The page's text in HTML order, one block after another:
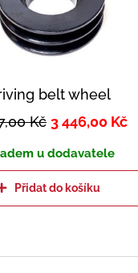
belt wheel
Kč 3 446,00 Kč
u dodavatele
Přidat do košíku